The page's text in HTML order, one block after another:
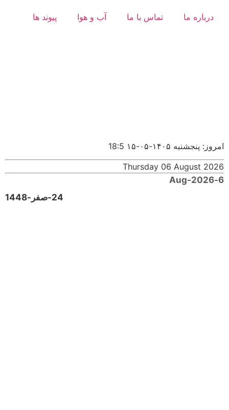
درباره ما تماس با ما آب و هوا پیوند ها
امروز: پنجشنبه ۱۴۰۵-۰۵-۱۵ 18:5
Thursday 06 August 2026
6-Aug-2026
24-صفر-1448